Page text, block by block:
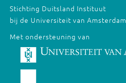
Stichting Duitsland Instituut
bij de Universiteit van Amsterdam
Met ondersteuning van